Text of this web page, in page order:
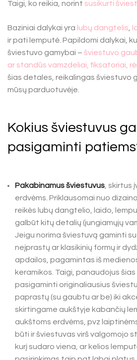
Taigi, ko reikia, norint susikurti
Baziniai dalykai yra lubų dangtelis
ir pati lemputė. Papildomi dalykai,
šviestuvo gamybai – šviestuvo
ar standūs vamzdeliai, fiksatoriai,
šias detales, reikalingas šviestuvo
mūsų parduotuvėje.
Kokius šviestuvus
pasigaminti
Pakabinamus šviestuvus , skirtus
erdvėms. Priklausomai nuo
reikės lubų dangtelio, laido,
galbūt kitų detalių (jungiamųjų
Jeigu norima šviestuvą gaminti
neįprastų ar klasikinių formų ir
apdailos, pagamintas iš
keramikos. Taigi, panaudojus
pasigaminti originaliausius
paprastų (su gaubtu ar be) iki
skirtingame aukštyje kabančių
aukštoms erdvėms, pvz
būti ir šviestuvas virš valgomojo
kurį sudaro viena, ar kelios